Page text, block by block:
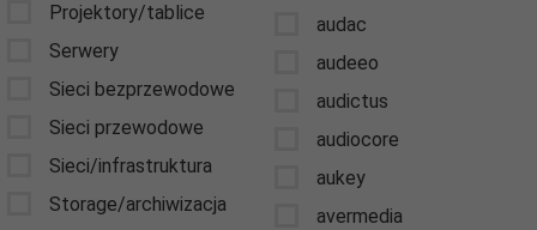
Projektory/tablice
Serwery
Sieci bezprzewodowe
Sieci przewodowe
Sieci/infrastruktura
Storage/archiwizacja
audac
audeeo
audictus
audiocore
aukey
avermedia